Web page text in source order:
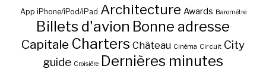
App iPhone/iPod/iPad Architecture Awards Baromètre
Billets d'avion Bonne adresse
Capitale Charters Château Cinéma Circuit City
guide Croisière Dernières minutes